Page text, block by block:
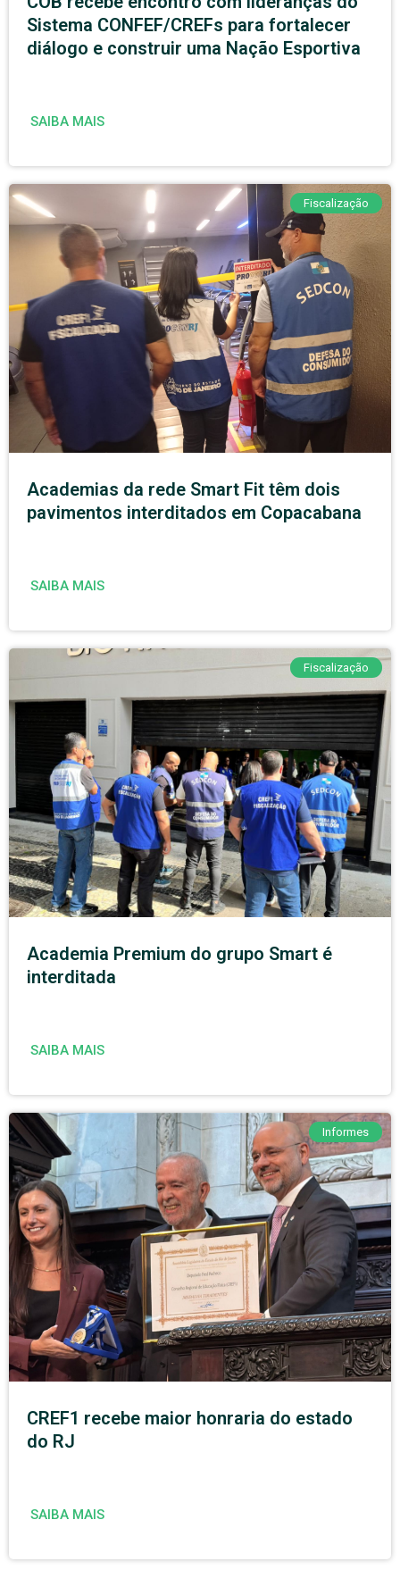
Sistema CONFEF/CREFs para fortalecer
diálogo e construir uma Nação Esportiva
SAIBA MAIS
Fiscalização
Academias da rede Smart Fit têm dois
pavimentos interditados em Copacabana
SAIBA MAIS
Fiscalização
Academia Premium do grupo Smart é
interditada
SAIBA MAIS
Informes
CREF1 recebe maior honraria do estado
do RJ
SAIBA MAIS